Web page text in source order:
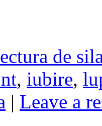
de
, iubire,
| Leave a